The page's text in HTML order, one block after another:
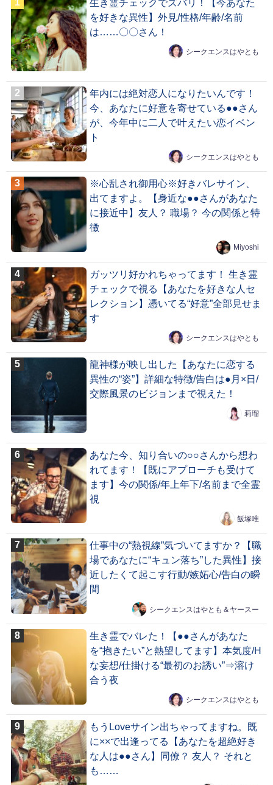
生き霊チェックでズバリ！【今あなた
を好きな異性】外見/性格/年齢/名前
は……〇〇さん！
シークエンスはやとも
年内には絶対恋人になりたいんです！
今、あなたに好意を寄せている●●さん
が、今年中に二人で叶えたい恋イベン
ト
シークエンスはやとも
※心乱され御用心※好きバレサイン、
出てますよ。【身近な●●さんがあなた
に接近中】友人？ 職場？ 今の関係と特
徴
Miyoshi
ガッツリ好かれちゃってます！ 生き霊
チェックで視る【あなたを好きな人セ
レクション】憑いてる“好意”全部見せま
す
シークエンスはやとも
龍神様が映し出した【あなたに恋する
異性の“姿”】詳細な特徴/告白は●月×日/
交際風景のビジョンまで視えた！
莉瑠
あなた今、知り合いの○○さんから想わ
れてます！【既にアプローチも受けて
ます】今の関係/年上年下/名前まで全霊
視
飯塚唯
仕事中の“熱視線”気づいてますか？【職
場であなたに“キュン落ち”した異性】接
近したくて起こす行動/嫉妬心/告白の瞬
間
シークエンスはやとも＆ヤースー
生き霊でバレた！【●●さんがあなた
を“抱きたい”と熱望してます】本気度/H
な妄想/仕掛ける“最初のお誘い”⇒溶け
合う夜
シークエンスはやとも
もうLoveサイン出ちゃってますね。既
に××で出逢ってる【あなたを超絶好き
な人は●●さん】同僚？ 友人？ それと
も……